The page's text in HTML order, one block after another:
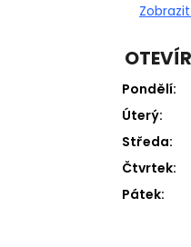
Pondělí:
Úterý:
Středa:
Čtvrtek:
Pátek: